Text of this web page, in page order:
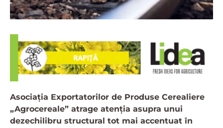
Asociația Exportatorilor de Produse Cerealiere
„Agrocereale” atrage atenția asupra unui
dezechilibru structural tot mai accentuat în